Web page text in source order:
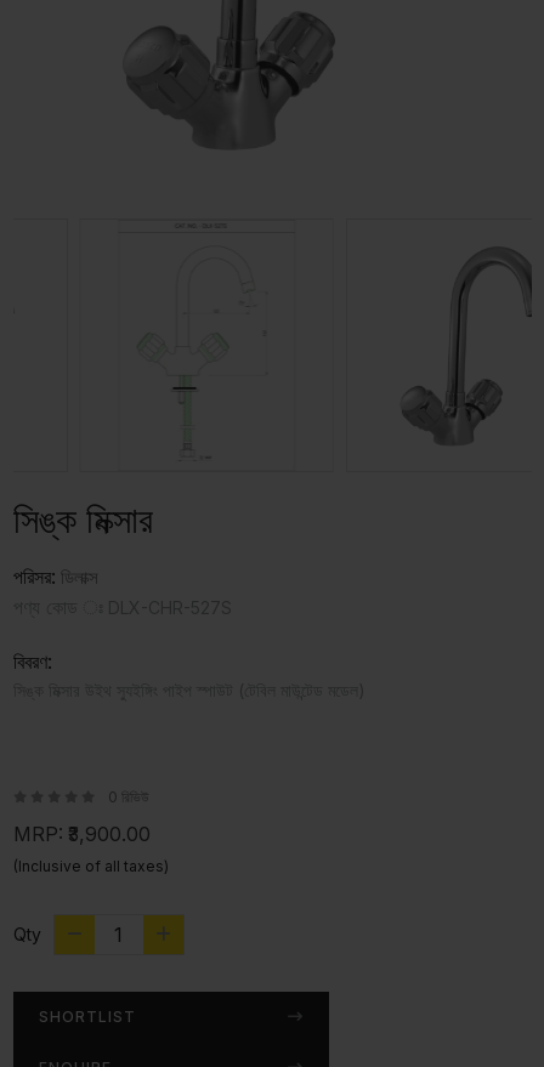
সিঙ্ক মিক্সার
পরিসর: ডিলাক্স
বিবরণ:
0 রিভিউ
MRP: ₹3,900.00
(Inclusive of all taxes)
Qty
SHORTLIST